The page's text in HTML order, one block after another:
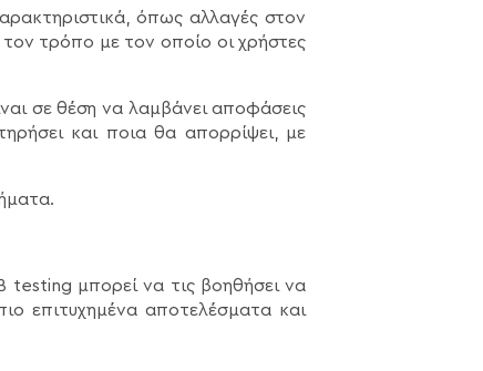
όπως αλλαγές στον
τρόπο με τον οποίο οι χρήστες
σε θέση να λαμβάνει αποφάσεις
και ποια θα απορρίψει, με
testing μπορεί να τις βοηθήσει να
επιτυχημένα αποτελέσματα και